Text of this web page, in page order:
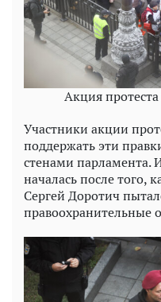
Акция
Участники акции
поддержать эти
стенами парламента.
началась после того,
Сергей Доротич
правоохранительные